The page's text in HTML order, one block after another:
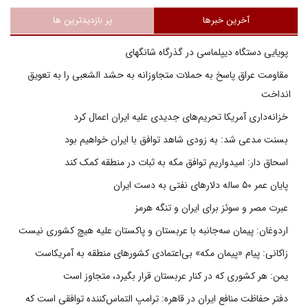
آخرین خبرها پر بازدیدترین ها
پویایی دستگاه دیپلماسی در گذرگاه شانگهای
مقاومت عراق پاسخ به حملات متجاوزانه به حشد الشعبی را به تعویق
انداخت
خزانه‌داری آمریکا تحریم‌های جدیدی علیه ایران اعمال کرد
بسنت مدعی شد: به زودی شاهد توافق با ایران خواهیم بود
اسحاق دار: امیدواریم توافق مکه به ثبات در منطقه کمک کند
پایان عمر ۵۰ ساله دلارهای نفتی به دست ایران
عبرت مصر و سوئز برای ایران و تنگه هرمز
اردوغان: پیمان سه‌جانبه با عربستان و پاکستان علیه هیچ کشوری نیست
زاکانی: پیام «پیمان مکه» بی‌اعتمادی کشورهای منطقه به آمریکاست
یمن: هر کشوری که در کنار عربستان قرار بگیرد، متجاوز است
دفتر حفاظت منافع ایران در قاهره: ترامپ التماس‌کننده توافقی است که